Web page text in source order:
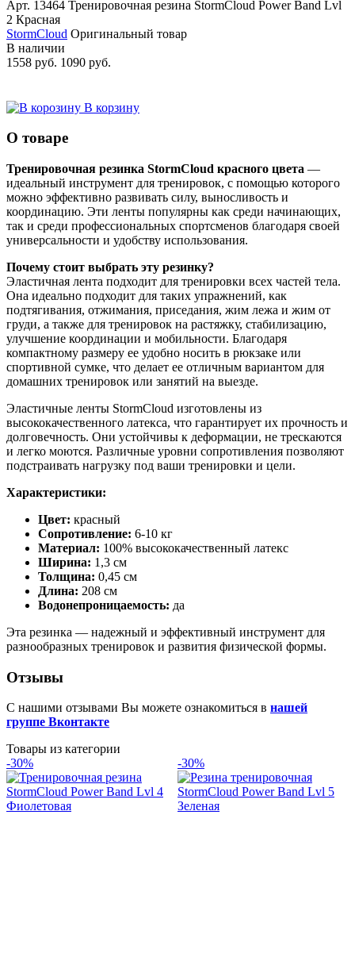
Арт. 13464 Тренировочная резина StormCloud Power Band Lvl
2 Красная
StormCloud Оригинальный товар
В наличии
1558 руб. 1090 руб.
В корзину
О товаре
Тренировочная резинка StormCloud красного цвета —
идеальный инструмент для тренировок, с помощью которого
можно эффективно развивать силу, выносливость и
координацию. Эти ленты популярны как среди начинающих,
так и среди профессиональных спортсменов благодаря своей
универсальности и удобству использования.
Почему стоит выбрать эту резинку?
Эластичная лента подходит для тренировки всех частей тела.
Она идеально подходит для таких упражнений, как
подтягивания, отжимания, приседания, жим лежа и жим от
груди, а также для тренировок на растяжку, стабилизацию,
улучшение координации и мобильности. Благодаря
компактному размеру ее удобно носить в рюкзаке или
спортивной сумке, что делает ее отличным вариантом для
домашних тренировок или занятий на выезде.
Эластичные ленты StormCloud изготовлены из
высококачественного латекса, что гарантирует их прочность и
долговечность. Они устойчивы к деформации, не трескаются
и легко моются. Различные уровни сопротивления позволяют
подстраивать нагрузку под ваши тренировки и цели.
Характеристики:
Цвет: красный
Сопротивление: 6-10 кг
Материал: 100% высококачественный латекс
Ширина: 1,3 см
Толщина: 0,45 см
Длина: 208 см
Водонепроницаемость: да
Эта резинка — надежный и эффективный инструмент для
разнообразных тренировок и развития физической формы.
Отзывы
С нашими отзывами Вы можете ознакомиться в нашей
группе Вконтакте
Товары из категории
-30%
-30%